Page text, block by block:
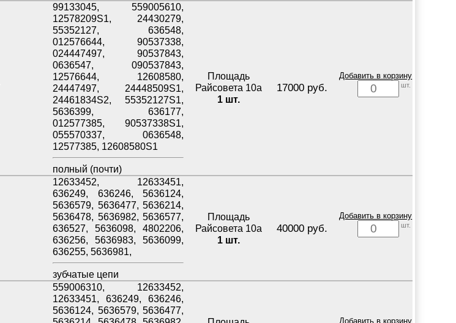
99133045, 559005610,
12578209S1, 24430279,
55352127, 636548,
012576644, 90537338,
024447497, 90537843,
0636547, 090537843,
12576644, 12608580,
24447497, 24448509S1,
24461834S2, 55352127S1,
5636399, 636177,
012577385, 90537338S1,
055570337, 0636548,
12577385, 12608580S1
полный (почти)
Площадь
Райсовета 10а
1 шт.
17000 руб.
Добавить в корзину
шт.
12633452, 12633451,
636249, 636246, 5636124,
5636579, 5636477, 5636214,
5636478, 5636982, 5636577,
636527, 5636098, 4802206,
636256, 5636983, 5636099,
636255, 5636981,
зубчатые цепи
Площадь
Райсовета 10а
1 шт.
40000 руб.
Добавить в корзину
шт.
559006310, 12633452,
12633451, 636249, 636246,
5636124, 5636579, 5636477,
Добавить в корзину